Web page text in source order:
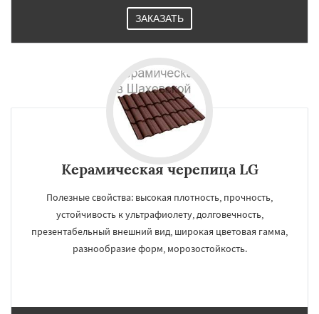
ЗАКАЗАТЬ
Керамическая черепица LG
Полезные свойства: высокая плотность, прочность,
устойчивость к ультрафиолету, долговечность,
презентабельный внешний вид, широкая цветовая гамма,
разнообразие форм, морозостойкость.